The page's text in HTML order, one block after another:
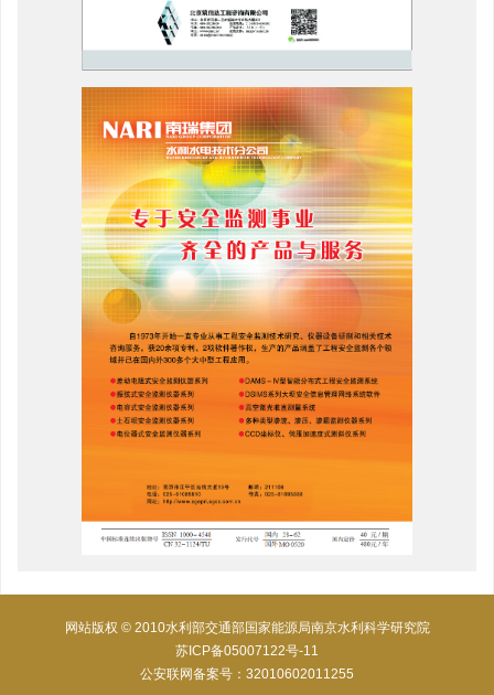
网站版权 © 2010水利部交通部国家能源局南京水利科学研究院
苏ICP备05007122号-11
公安联网备案号：32010602011255